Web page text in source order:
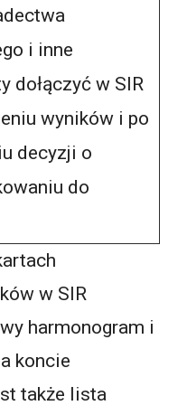
i inne
dołączyć w SIR
wyników i po
decyzji o
do
w SIR
harmonogram i
koncie
także lista